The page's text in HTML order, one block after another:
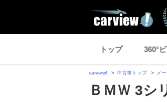
トップ 360°
carview! 中古車トップ メ
ＢＭＷ 3シ